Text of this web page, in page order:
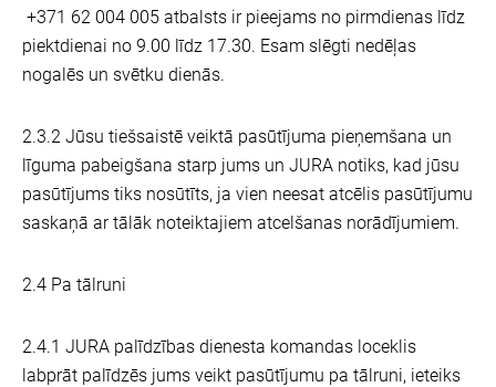
+371 62 004 005 atbalsts ir pieejams no pirmdienas līdz
piektdienai no 9.00 līdz 17.30. Esam slēgti nedēļas
nogalēs un svētku dienās.
2.3.2 Jūsu tiešsaistē veiktā pasūtījuma pieņemšana un
līguma pabeigšana starp jums un JURA notiks, kad jūsu
pasūtījums tiks nosūtīts, ja vien neesat atcēlis pasūtījumu
saskaņā ar tālāk noteiktajiem atcelšanas norādījumiem.
2.4 Pa tālruni
2.4.1 JURA palīdzības dienesta komandas loceklis
labprāt palīdzēs jums veikt pasūtījumu pa tālruni, ieteiks